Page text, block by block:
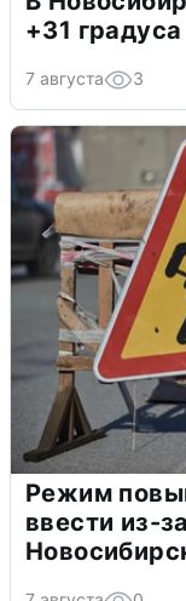
+31 градуса
7 августа 3
Режим
ввести из-